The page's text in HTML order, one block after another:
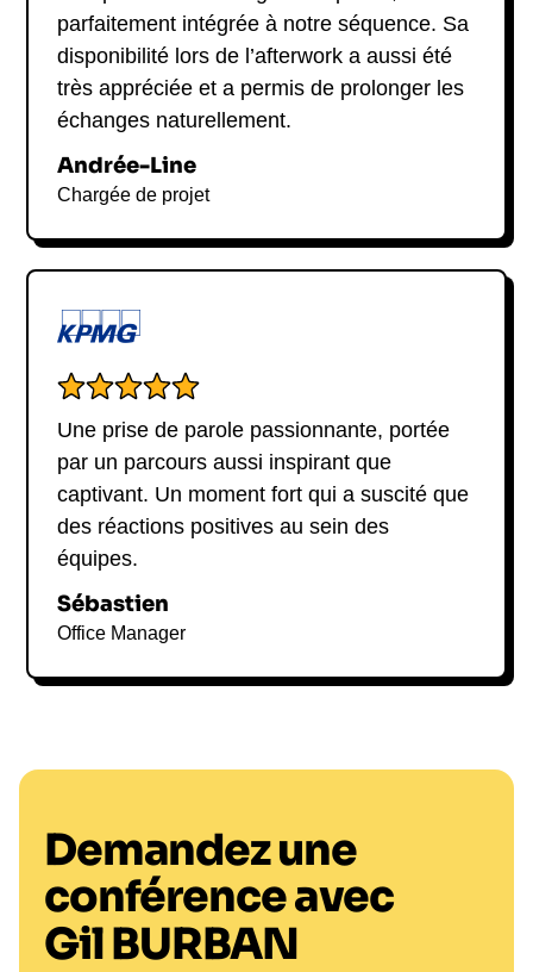
parfaitement intégrée à notre séquence. Sa
disponibilité lors de l’afterwork a aussi été
très appréciée et a permis de prolonger les
échanges naturellement.
Andrée-Line
Chargée de projet
Une prise de parole passionnante, portée
par un parcours aussi inspirant que
captivant. Un moment fort qui a suscité que
des réactions positives au sein des
équipes.
Sébastien
Office Manager
Demandez une
conférence avec
Gil BURBAN